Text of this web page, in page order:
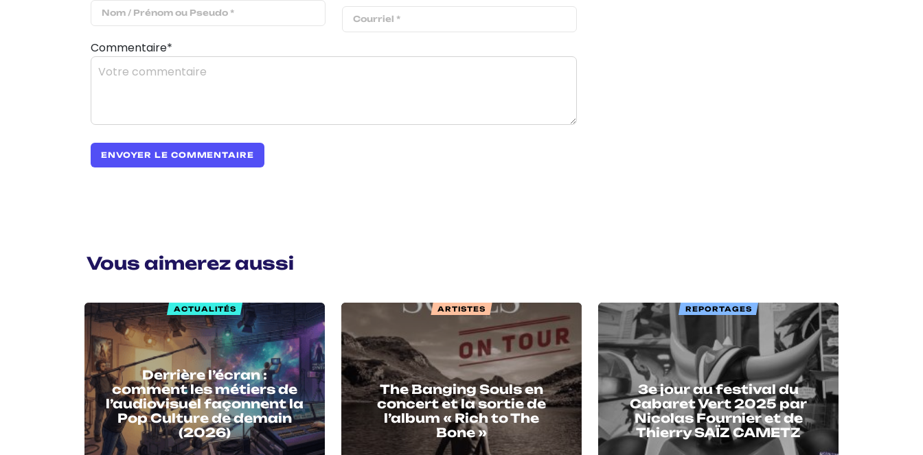
Commentaire*
Vous aimerez aussi
ACTUALITÉS
Derrière l’écran :
comment les métiers de
l’audiovisuel façonnent la
Pop Culture de demain
(2026)
ARTISTES
The Banging Souls en
concert et la sortie de
l’album « Rich to The
Bone »
REPORTAGES
3e jour au festival du
Cabaret Vert 2025 par
Nicolas Fournier et de
Thierry SAÏZ CAMETZ